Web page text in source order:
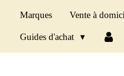
Marques Vente à
Guides d'achat